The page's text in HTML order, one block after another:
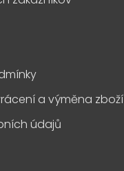
a výměna zboží
údajů